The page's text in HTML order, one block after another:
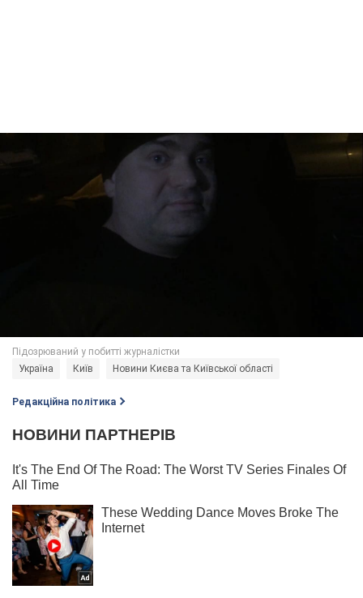
Україна Київ Новини Києва та Київської області
Редакційна політика